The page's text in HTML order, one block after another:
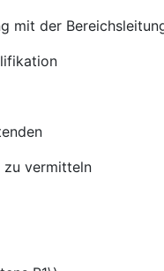
mit der
zu vermitteln